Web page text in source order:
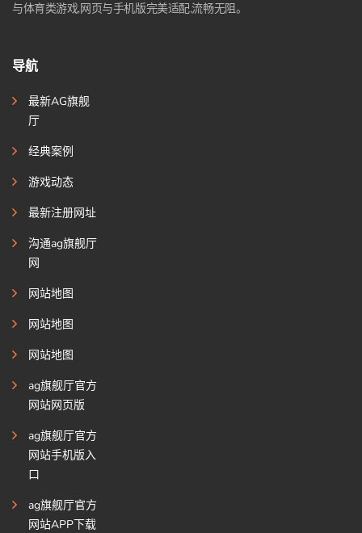
与体育类游戏,网页与手机版完美适配,流畅无阻。
导航
最新AG旗舰
厅
经典案例
游戏动态
最新注册网址
沟通ag旗舰厅
网
网站地图
网站地图
网站地图
ag旗舰厅官方
网站网页版
ag旗舰厅官方
网站手机版入
口
ag旗舰厅官方
网站APP下载